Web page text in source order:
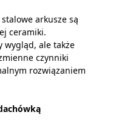
arkusze są
ceramiki.
wygląd, ale także
czynniki
rozwiązaniem